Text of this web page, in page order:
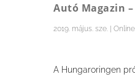
Autó Magazin
2019. május. sze. |
A Hungaroringen